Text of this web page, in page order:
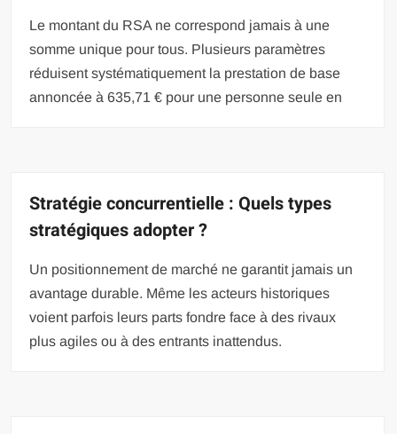
Le montant du RSA ne correspond jamais à une
somme unique pour tous. Plusieurs paramètres
réduisent systématiquement la prestation de base
annoncée à 635,71 € pour une personne seule en
Stratégie concurrentielle : Quels types
stratégiques adopter ?
Un positionnement de marché ne garantit jamais un
avantage durable. Même les acteurs historiques
voient parfois leurs parts fondre face à des rivaux
plus agiles ou à des entrants inattendus.